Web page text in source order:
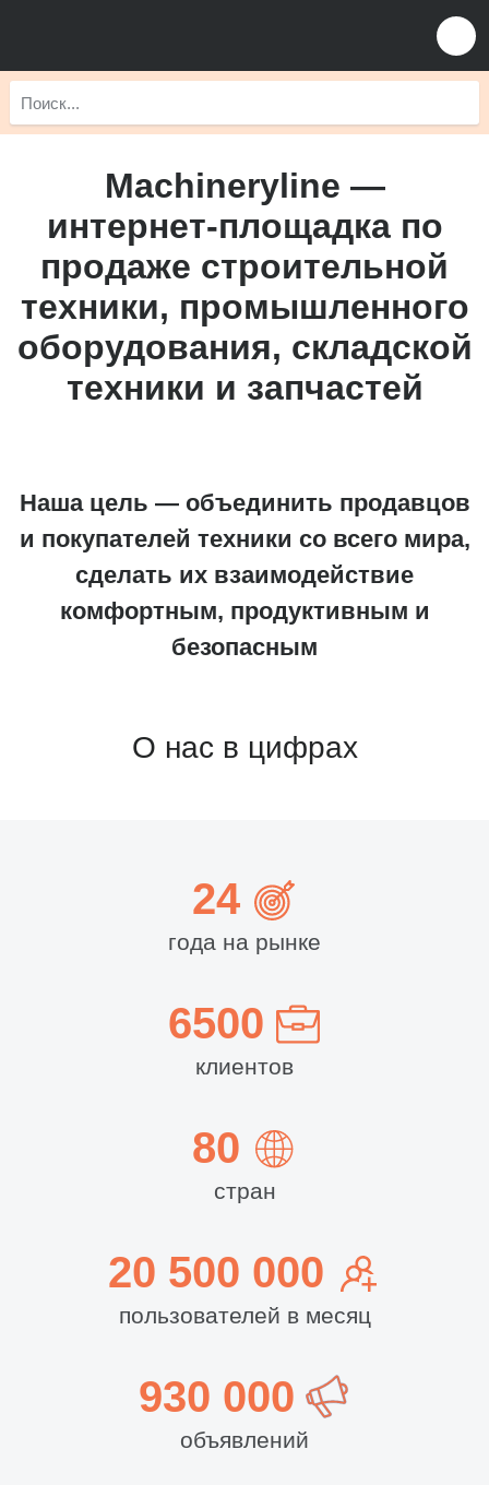
Machineryline —
интернет-площадка по
продаже строительной
техники, промышленного
оборудования, складской
техники и запчастей
Наша цель — объединить продавцов
и покупателей техники со всего мира,
сделать их взаимодействие
комфортным, продуктивным и
безопасным
О нас в цифрах
24
года на рынке
6500
клиентов
80
стран
20 500 000
пользователей в месяц
930 000
объявлений